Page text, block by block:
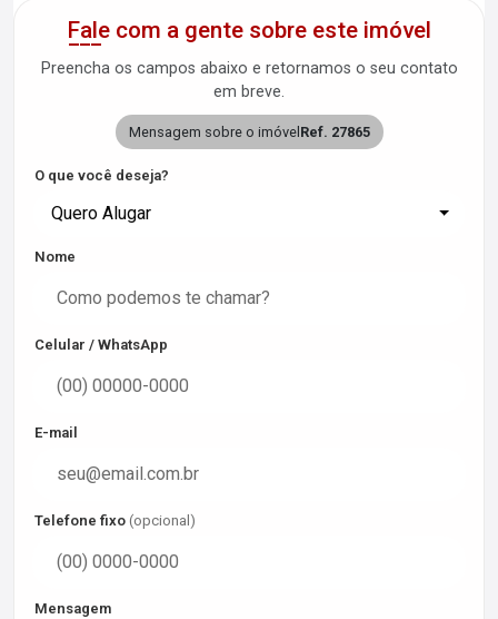
Fale com a gente sobre este imóvel
Preencha os campos abaixo e retornamos o seu contato
em breve.
Mensagem sobre o imóvel Ref. 27865
O que você deseja?
Quero Alugar
Nome
Celular / WhatsApp
E-mail
Telefone fixo (opcional)
Mensagem